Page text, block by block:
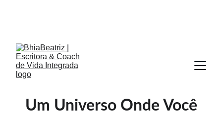
Um Universo Onde Você